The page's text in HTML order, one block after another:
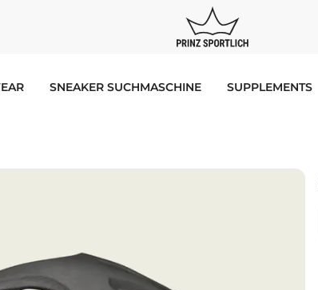
SNEAKER SUCHMASCHINE SUPPLEMENTS